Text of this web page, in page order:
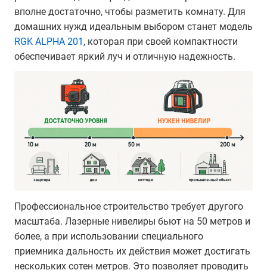
вполне достаточно, чтобы разметить комнату. Для
домашних нужд идеальным выбором станет модель
RGK ALPHA 201 , которая при своей компактности
обеспечивает яркий луч и отличную надежность.
Профессиональное строительство требует другого
масштаба. Лазерные нивелиры бьют на 50 метров и
более, а при использовании специального
приемника дальность их действия может достигать
нескольких сотен метров. Это позволяет проводить